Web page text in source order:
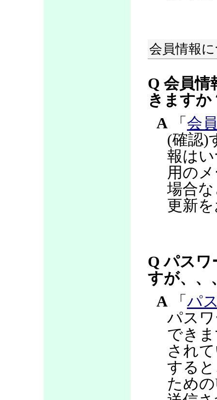
会員情報
Q 会員情
きますか
A 「 会
(確認)
報は
用の
場合
更新
Q パスワ
すが、、
A 「 パ
パス
でき
され
する
ため